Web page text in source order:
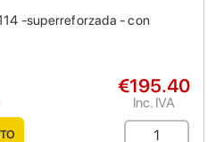
-superreforzada - con
€195.40
Inc. IVA